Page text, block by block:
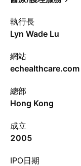
執行長
Lyn Wade Lu
網站
echealthcare.com
總部
Hong Kong
成立
2005
IPO日期